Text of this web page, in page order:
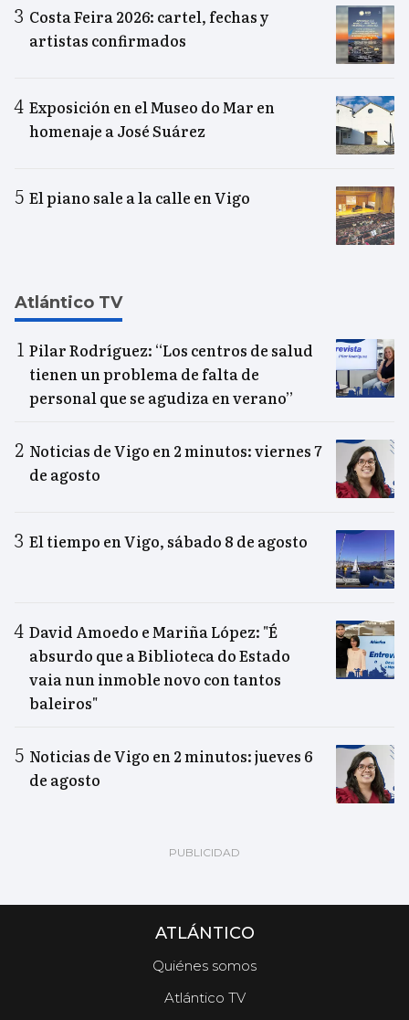
Costa Feira 2026: cartel, fechas y
artistas confirmados
Exposición en el Museo do Mar en
homenaje a José Suárez
El piano sale a la calle en Vigo
Atlántico TV
Pilar Rodríguez: “Los centros de salud
tienen un problema de falta de
personal que se agudiza en verano”
Noticias de Vigo en 2 minutos: viernes 7
de agosto
El tiempo en Vigo, sábado 8 de agosto
David Amoedo e Mariña López: "É
absurdo que a Biblioteca do Estado
vaia nun inmoble novo con tantos
baleiros"
Noticias de Vigo en 2 minutos: jueves 6
de agosto
ATLÁNTICO
Quiénes somos
Atlántico TV